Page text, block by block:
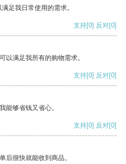
足我日常使用的需求。
支持[0] 反对[0]
以满足我所有的购物需求。
支持[0] 反对[0]
能够省钱又省心。
支持[0] 反对[0]
后很快就能收到商品。